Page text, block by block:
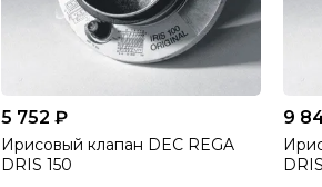
5 752 ₽
Ирисовый клапан DEC REGA
DRIS 150
9